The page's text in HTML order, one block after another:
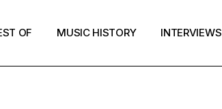
OF MUSIC HISTORY INTERVIEWS